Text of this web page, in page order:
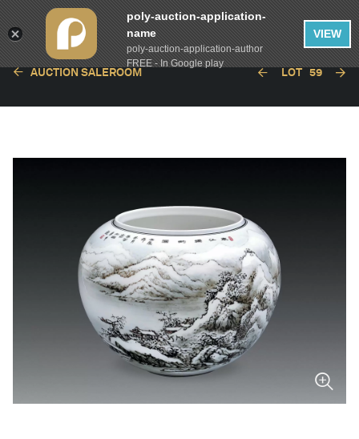
AUCTION SALEROOM LOT 59
poly-auction-application-
name
poly-auction-application-author
FREE - In Google play
VIEW